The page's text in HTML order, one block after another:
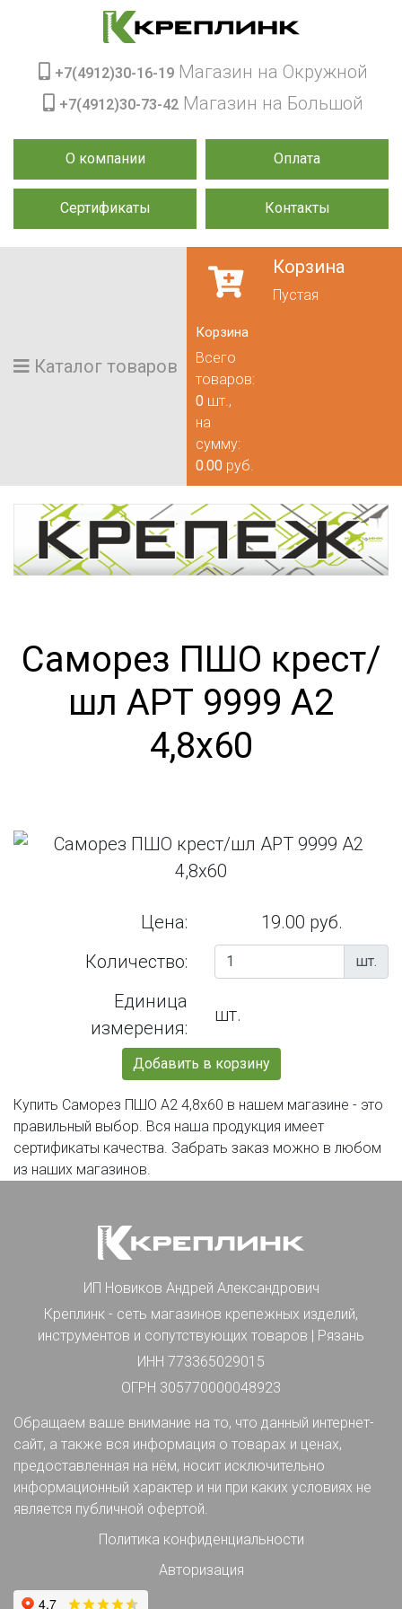
О компании Оплата
Сертификаты Контакты
+7(4912)30-16-19 Магазин на Окружной
+7(4912)30-73-42 Магазин на Большой
Каталог товаров
Корзина
Пустая
Корзина
Всего
товаров:
0 шт.,
на
сумму:
0.00 руб.
Саморез ПШО крест/
шл АРТ 9999 А2
4,8х60
Цена:
19.00 руб.
Количество:
шт.
Единица
измерения:
шт.
Добавить в корзину
Купить Саморез ПШО А2 4,8х60 в нашем магазине - это
правильный выбор. Вся наша продукция имеет
сертификаты качества. Забрать заказ можно в любом
из наших магазинов.
ИП Новиков Андрей Александрович
Креплинк - сеть магазинов крепежных изделий,
инструментов и сопутствующих товаров | Рязань
ИНН 773365029015
ОГРН 305770000048923
Обращаем ваше внимание на то, что данный интернет-
сайт, а также вся информация о товарах и ценах,
предоставленная на нём, носит исключительно
информационный характер и ни при каких условиях не
является публичной офертой.
Политика конфиденциальности
Авторизация